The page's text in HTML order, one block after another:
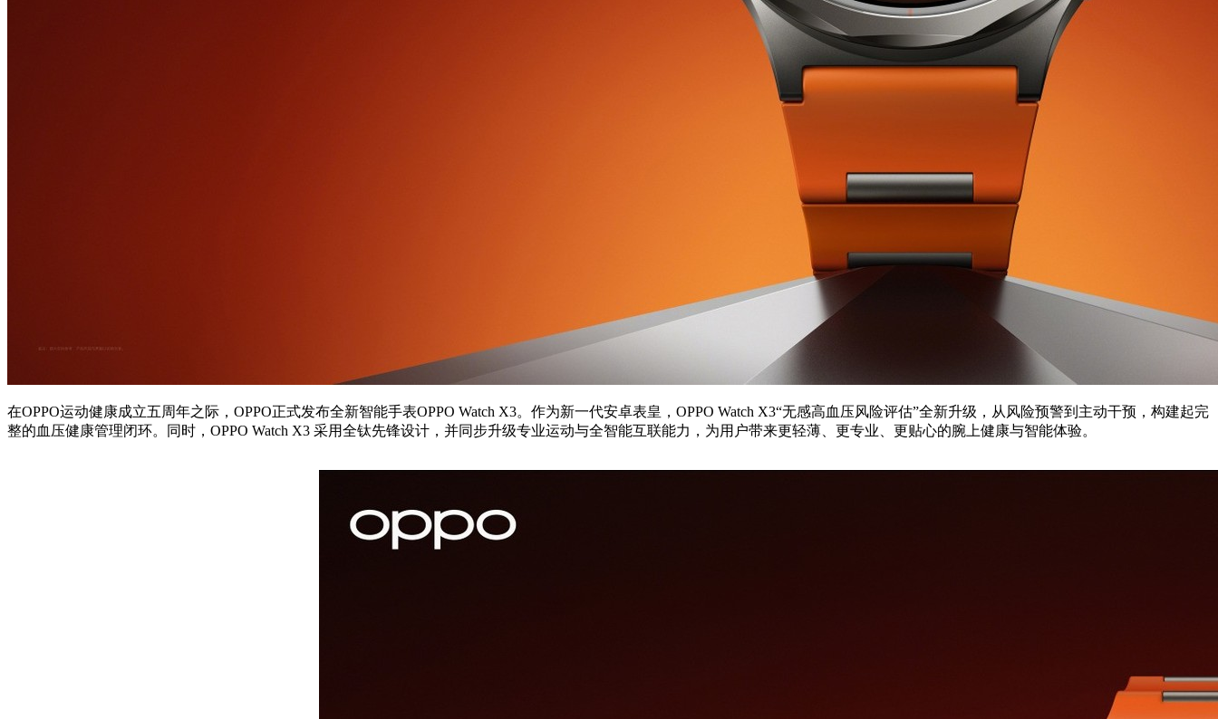
在OPPO运动健康成立五周年之际，OPPO正式发布全新智能手表OPPO Watch X3。作为新一代安卓表皇，OPPO Watch X3“无感高血压风险评估”全新升级，从风险预警到主动干预，构建起完
整的血压健康管理闭环。同时，OPPO Watch X3 采用全钛先锋设计，并同步升级专业运动与全智能互联能力，为用户带来更轻薄、更专业、更贴心的腕上健康与智能体验。